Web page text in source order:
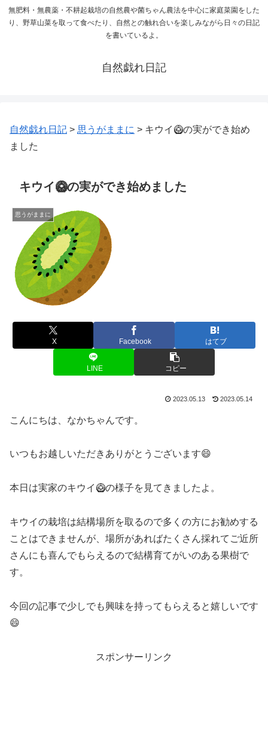
無肥料・無農薬・不耕起栽培の自然農や菌ちゃん農法を中心に家庭菜園をした
り、野草山菜を取って食べたり、自然との触れ合いを楽しみながら日々の日記
を書いているよ。
自然戯れ日記
自然戯れ日記 > 思うがままに > キウイ🥝の実ができ始め
ました
キウイ🥝の実ができ始めました
思うがままに
X Facebook はてブ
LINE コピー
2023.05.13 2023.05.14
こんにちは、なかちゃんです。
いつもお越しいただきありがとうございます😄
本日は実家のキウイ🥝の様子を見てきましたよ。
キウイの栽培は結構場所を取るので多くの方にお勧めする
ことはできませんが、場所があればたくさん採れてご近所
さんにも喜んでもらえるので結構育てがいのある果樹で
す。
今回の記事で少しでも興味を持ってもらえると嬉しいです
😄
スポンサーリンク